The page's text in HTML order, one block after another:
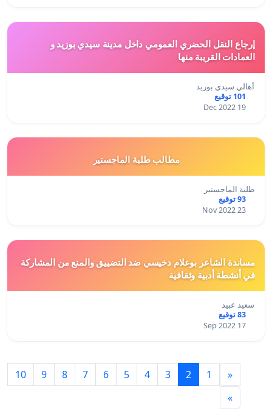
إرجاع النقل الحضري العمومي داخل مدينة سيدي بوزيد و
العمادات القريبة منها
أهالي سيدي بوزيد
101 توقيع
19 Dec 2022
مطالب طلبة الماجستير
طلبة الماجستير
93 توقيع
23 Nov 2022
مساندة الشاعر بوعلام دخيسي ضد التضييق والمنع من المشاركة
في أنشطة أدبية وثقافية
سعيد عبيد
83 توقيع
17 Sep 2022
«
1
2
3
4
5
6
7
8
9
10
»